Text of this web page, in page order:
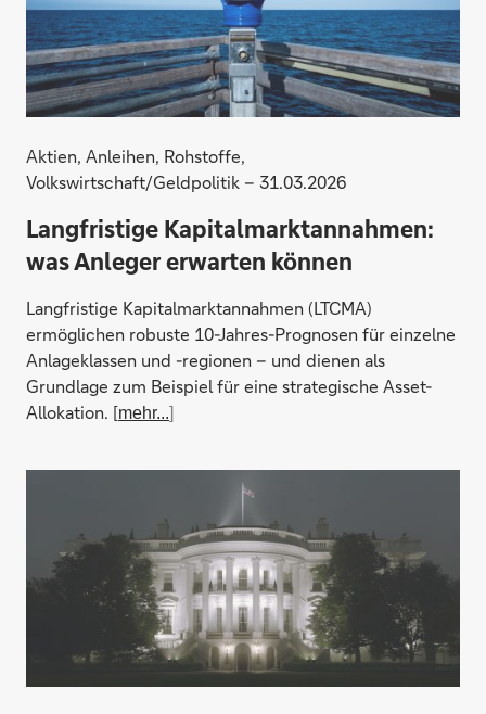
Aktien, Anleihen, Rohstoffe,
Volkswirtschaft/Geldpolitik – 31.03.2026
Langfristige Kapitalmarktannahmen:
was Anleger erwarten können
Langfristige Kapitalmarktannahmen (LTCMA)
ermöglichen robuste 10-Jahres-Prognosen für einzelne
Anlageklassen und -regionen – und dienen als
Grundlage zum Beispiel für eine strategische Asset-
Allokation. [mehr...]